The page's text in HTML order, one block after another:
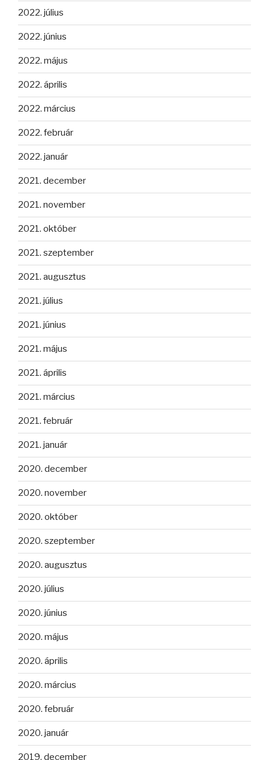
2022. július
2022. június
2022. május
2022. április
2022. március
2022. február
2022. január
2021. december
2021. november
2021. október
2021. szeptember
2021. augusztus
2021. július
2021. június
2021. május
2021. április
2021. március
2021. február
2021. január
2020. december
2020. november
2020. október
2020. szeptember
2020. augusztus
2020. július
2020. június
2020. május
2020. április
2020. március
2020. február
2020. január
2019. december